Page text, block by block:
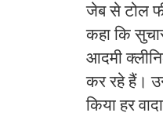
जेब से टोल
कहा कि
आदमी
कर रहे हैं।
किया हर